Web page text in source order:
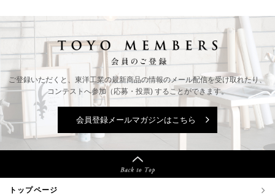
ご登録いただくと、東洋工業の最新商品の情報のメール配信を受け取れたり、
コンテストへ参加（応募・投票) することができます。
会員登録メールマガジンはこちら
トップページ